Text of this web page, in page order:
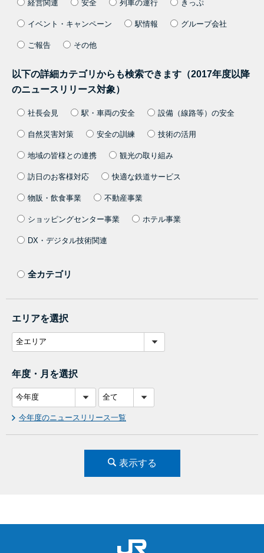
経営関連 安全 列車の運行 きっぷ
イベント・キャンペーン 駅情報 グループ会社
ご報告 その他
以下の詳細カテゴリからも検索できます（2017年度以降
のニュースリリース対象）
社長会見 駅・車両の安全 設備（線路等）の安全
自然災害対策 安全の訓練 技術の活用
地域の皆様との連携 観光の取り組み
訪日のお客様対応 快適な鉄道サービス
物販・飲食事業 不動産事業
ショッピングセンター事業 ホテル事業
DX・デジタル技術関連
全カテゴリ
エリアを選択
年度・月を選択
今年度のニュースリリース一覧
表示する